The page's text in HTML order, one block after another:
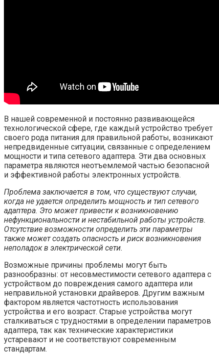
В нашей современной и постоянно развивающейся
технологической сфере, где каждый устройство требует
своего рода питания для правильной работы, возникают
непредвиденные ситуации, связанные с определением
мощности и типа сетевого адаптера. Эти два основных
параметра являются неотъемлемой частью безопасной
и эффективной работы электронных устройств.
Проблема заключается в том, что существуют случаи,
когда не удается определить мощность и тип сетевого
адаптера. Это может привести к возникновению
нефункциональности и нестабильной работы устройств.
Отсутствие возможности определить эти параметры
также может создать опасность и риск возникновения
неполадок в электрической сети.
Возможные причины проблемы могут быть
разнообразны: от несовместимости сетевого адаптера с
устройством до повреждения самого адаптера или
неправильной установки драйверов. Другим важным
фактором является частотность использования
устройства и его возраст. Старые устройства могут
сталкиваться с трудностями в определении параметров
адаптера, так как технические характеристики
устаревают и не соответствуют современным
стандартам.